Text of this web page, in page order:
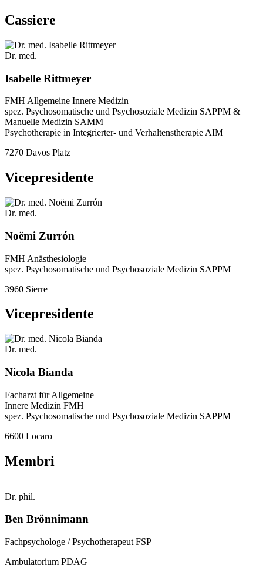
Cassiere
Dr. med.
Isabelle Rittmeyer
FMH Allgemeine Innere Medizin
spez. Psychosomatische und Psychosoziale Medizin SAPPM &
Manuelle Medizin SAMM
Psychotherapie in Integrierter- und Verhaltenstherapie AIM
7270 Davos Platz
Vicepresidente
Dr. med.
Noëmi Zurrón
FMH Anästhesiologie
spez. Psychosomatische und Psychosoziale Medizin SAPPM
3960 Sierre
Vicepresidente
Dr. med.
Nicola Bianda
Facharzt für Allgemeine
Innere Medizin FMH
spez. Psychosomatische und Psychosoziale Medizin SAPPM
6600 Locaro
Membri
Dr. phil.
Ben Brönnimann
Fachpsychologe / Psychotherapeut FSP
Ambulatorium PDAG